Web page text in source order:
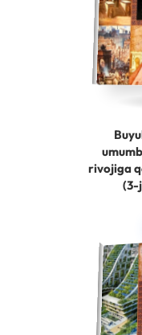
rivojiga
(3-